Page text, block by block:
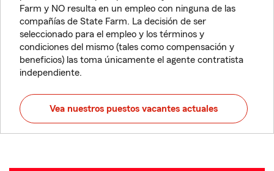
Farm y NO resulta en un empleo con ninguna de las
compañías de State Farm. La decisión de ser
seleccionado para el empleo y los términos y
condiciones del mismo (tales como compensación y
beneficios) las toma únicamente el agente contratista
independiente.
Vea nuestros puestos vacantes actuales